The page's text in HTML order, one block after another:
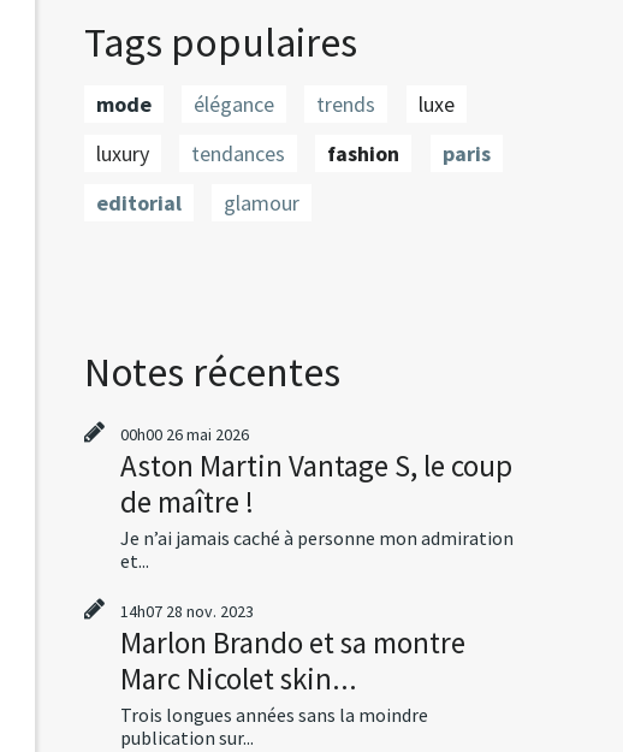
Tags populaires
mode élégance trends
luxe
luxury
tendances fashion
paris
editorial
glamour
Notes récentes
00h00 26mai 2026
Aston Martin Vantage S, le coup
de maître !
Je n’ai jamais caché à personne mon admiration
et...
14h07 28 nov. 2023
Marlon Brando et sa montre
Marc Nicolet skin...
Trois longues années sans la moindre
publication sur...